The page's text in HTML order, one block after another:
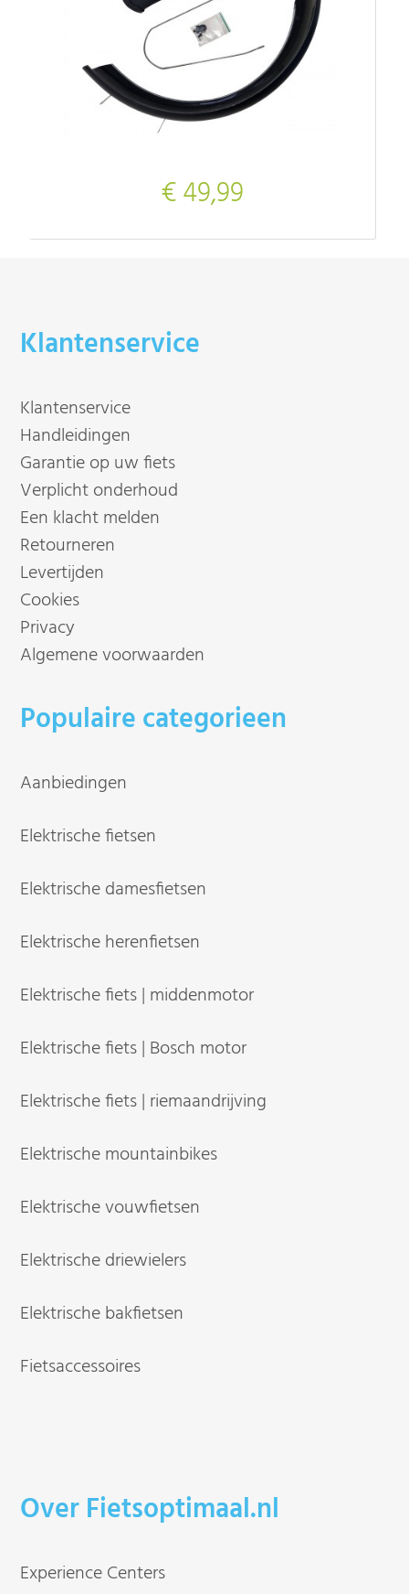
€ 49,99
Klantenservice
Klantenservice
Handleidingen
Garantie op uw fiets
Verplicht onderhoud
Een klacht melden
Retourneren
Levertijden
Cookies
Privacy
Algemene voorwaarden
Populaire categorieen
Aanbiedingen
Elektrische fietsen
Elektrische damesfietsen
Elektrische herenfietsen
Elektrische fiets | middenmotor
Elektrische fiets | Bosch motor
Elektrische fiets | riemaandrijving
Elektrische mountainbikes
Elektrische vouwfietsen
Elektrische driewielers
Elektrische bakfietsen
Fietsaccessoires
Over Fietsoptimaal.nl
Experience Centers